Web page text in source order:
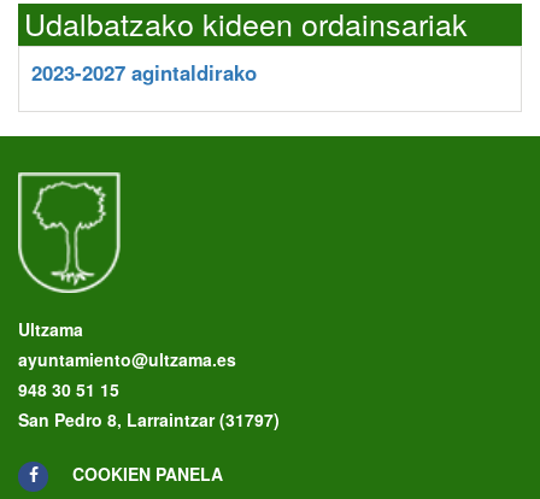
Udalbatzako kideen ordainsariak
2023-2027 agintaldirako
Ultzama
ayuntamiento@ultzama.es
948 30 51 15
San Pedro 8, Larraintzar (31797)
COOKIEN PANELA